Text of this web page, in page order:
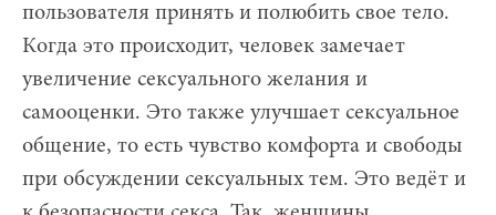
пользователя принять и полюбить свое тело.
Когда это происходит, человек замечает
увеличение сексуального желания и
самооценки. Это также улучшает сексуальное
общение, то есть чувство комфорта и свободы
при обсуждении сексуальных тем. Это ведёт и